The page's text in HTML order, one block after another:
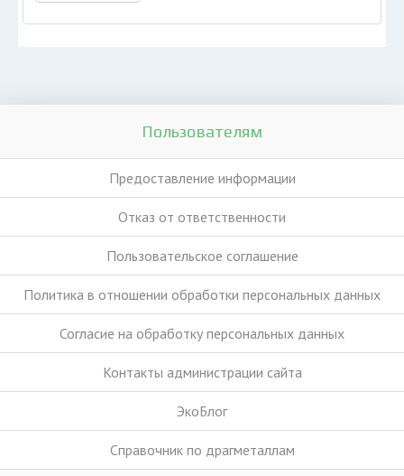
Пользователям
Предоставление информации
Отказ от ответственности
Пользовательское соглашение
Политика в отношении обработки персональных данных
Согласие на обработку персональных данных
Контакты администрации сайта
ЭкоБлог
Справочник по драгметаллам